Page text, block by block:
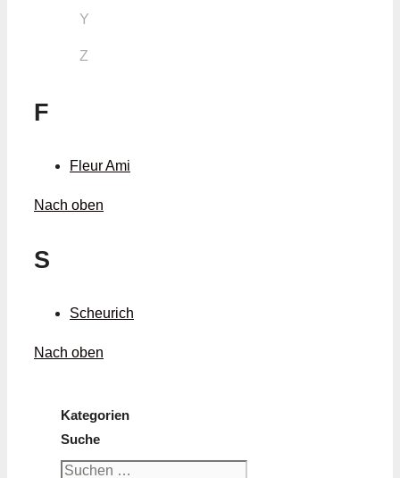
Y
Z
F
Fleur Ami
Nach oben
S
Scheurich
Nach oben
Kategorien
Suche
Suchen